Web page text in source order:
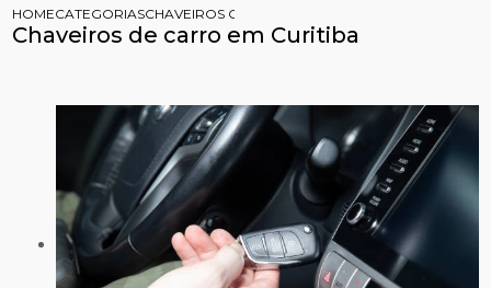
HOMECATEGORIASCHAVEIROS CARRO CURITIBA
Chaveiros de carro em Curitiba